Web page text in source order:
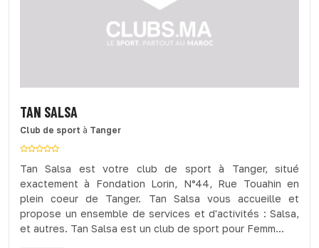
TAN SALSA
Club de sport à Tanger
Tan Salsa est votre club de sport à Tanger, situé
exactement à Fondation Lorin, N°44, Rue Touahin en
plein coeur de Tanger. Tan Salsa vous accueille et
propose un ensemble de services et d'activités : Salsa,
et autres. Tan Salsa est un club de sport pour Femm...